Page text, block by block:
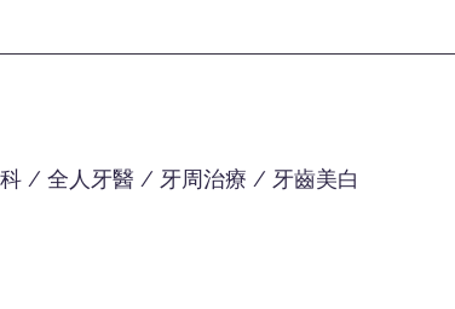
/ 全人牙醫 / 牙周治療 / 牙齒美白